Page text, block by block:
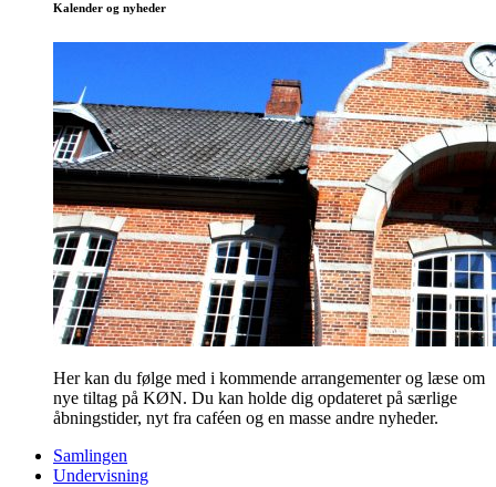
Kalender og nyheder
Her kan du følge med i kommende arrangementer og læse om
nye tiltag på KØN. Du kan holde dig opdateret på særlige
åbningstider, nyt fra caféen og en masse andre nyheder.
Samlingen
Undervisning